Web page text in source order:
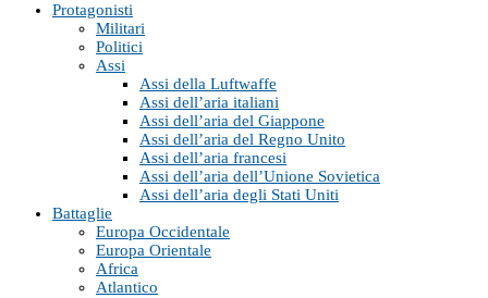
Protagonisti
Militari
Politici
Assi
Assi della Luftwaffe
Assi dell’aria italiani
Assi dell’aria del Giappone
Assi dell’aria del Regno Unito
Assi dell’aria francesi
Assi dell’aria dell’Unione Sovietica
Assi dell’aria degli Stati Uniti
Battaglie
Europa Occidentale
Europa Orientale
Africa
Atlantico